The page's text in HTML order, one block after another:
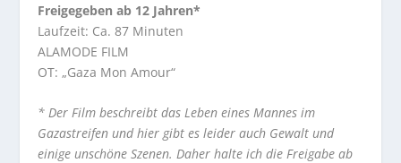
Freigegeben ab 12 Jahren*
Laufzeit: Ca. 87 Minuten
ALAMODE FILM
OT: „Gaza Mon Amour“
* Der Film beschreibt das Leben eines Mannes im
Gazastreifen und hier gibt es leider auch Gewalt und
einige unschöne Szenen. Daher halte ich die Freigabe ab